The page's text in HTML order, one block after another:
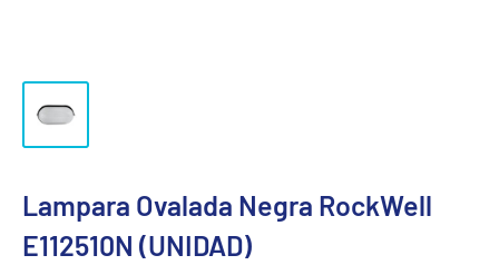
Lampara Ovalada Negra RockWell
E112510N (UNIDAD)